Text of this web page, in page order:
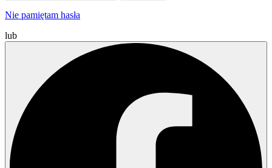
Nie pamiętam hasła
lub